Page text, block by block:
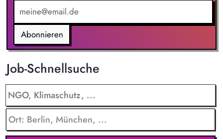
Abonnieren
Job-Schnellsuche